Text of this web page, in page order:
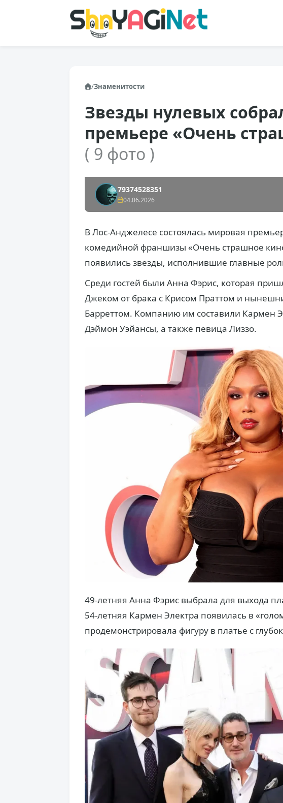
/Знаменитости
Звезды нулевых
премьере «Очень
( 9 фото )
79374528351
04.06.2026
В Лос-Анджелесе состоялась мировая
комедийной франшизы «Очень страшное
появились звезды, исполнившие главные
Среди гостей были Анна Фэрис, которая
Джеком от брака с Крисом Праттом и
Барреттом. Компанию им составили Кармен
Дэймон Уэйансы, а также певица Лиззо.
49-летняя Анна Фэрис выбрала для выхода
54-летняя Кармен Электра появилась в
продемонстрировала фигуру в платье с